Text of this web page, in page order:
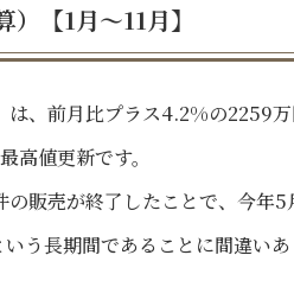
【1月～11月】
、前月比プラス4.2%の2259万
高値更新です。
販売が終了したことで、今年5
う長期間であることに間違いあ